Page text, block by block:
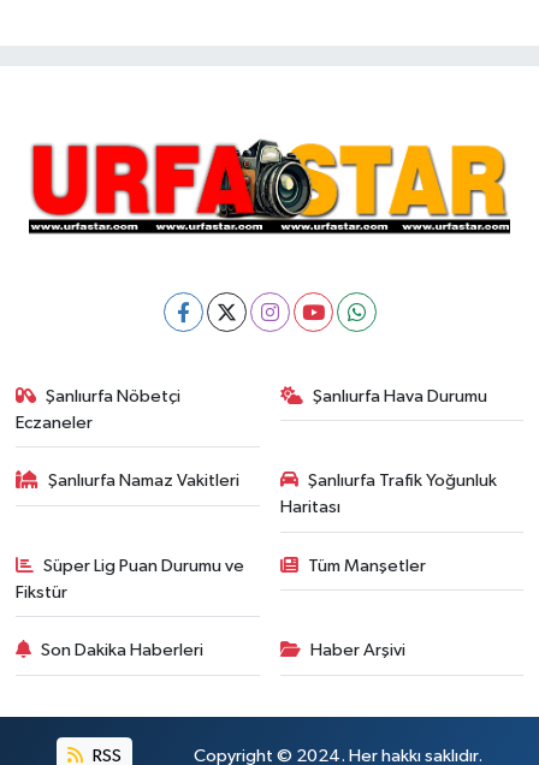
Şanlıurfa Nöbetçi
Eczaneler
Şanlıurfa Hava Durumu
Şanlıurfa Namaz Vakitleri
Şanlıurfa Trafik Yoğunluk
Haritası
Süper Lig Puan Durumu ve
Fikstür
Tüm Manşetler
Son Dakika Haberleri Haber Arşivi
RSS Copyright © 2024. Her hakkı saklıdır.